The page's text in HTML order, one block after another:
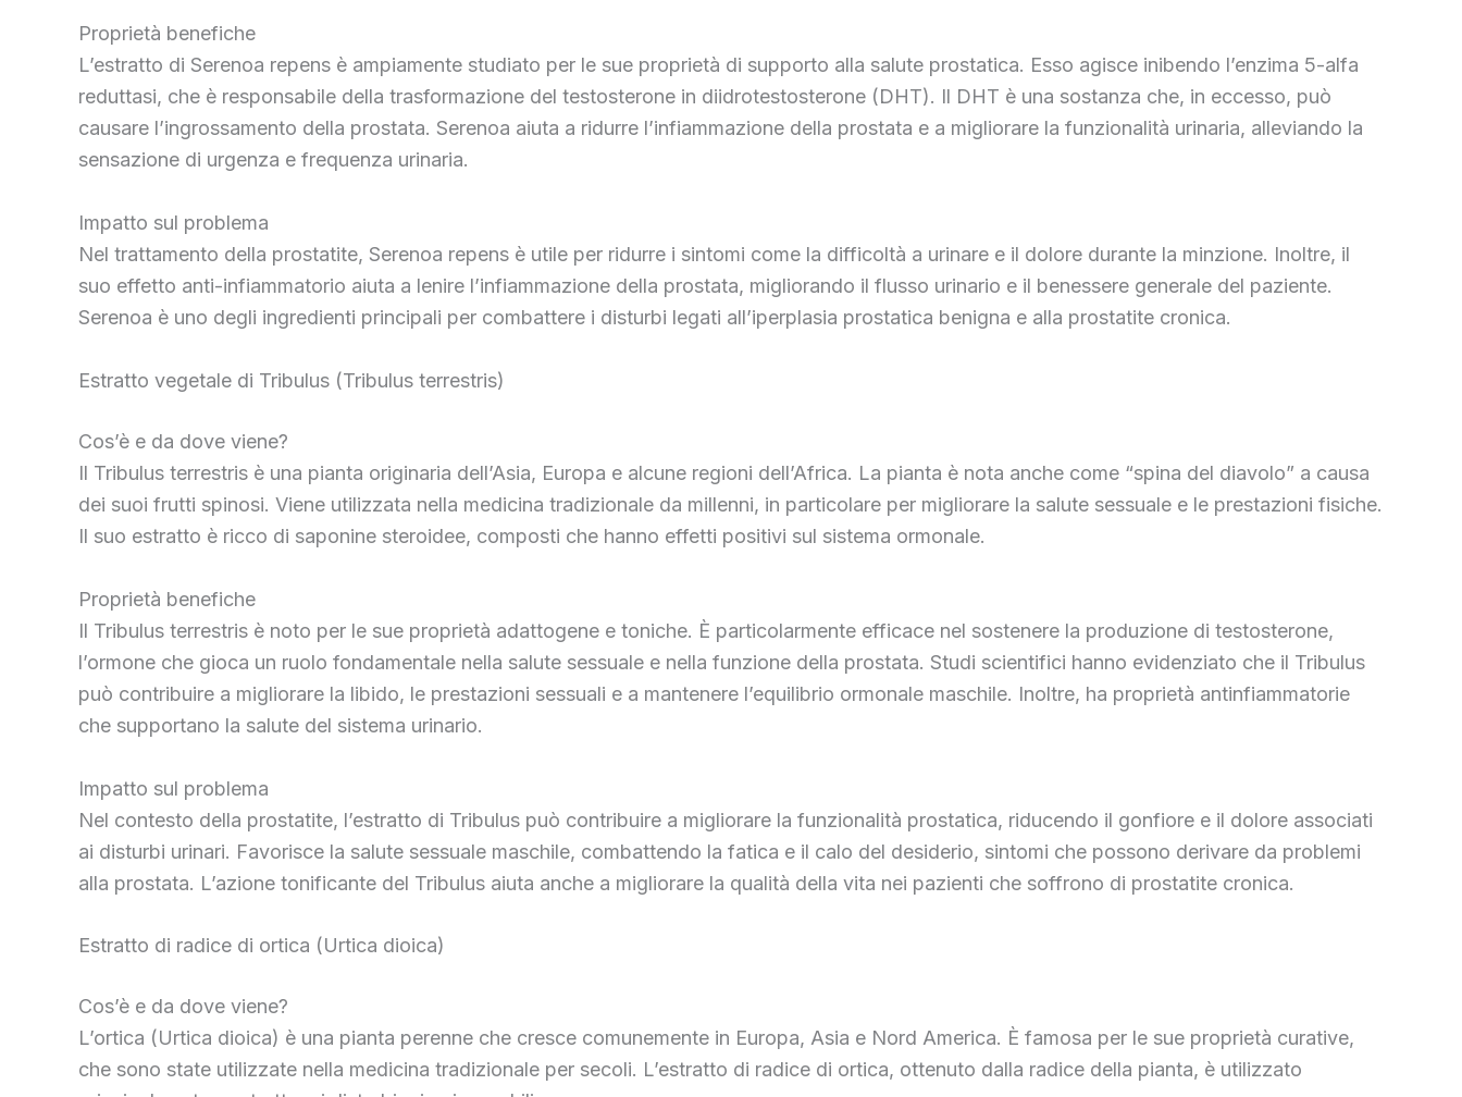
Proprietà benefiche
L’estratto di Serenoa repens è ampiamente studiato per le sue proprietà di supporto alla salute prostatica. Esso agisce inibendo l’enzima 5-alfa
reduttasi, che è responsabile della trasformazione del testosterone in diidrotestosterone (DHT). Il DHT è una sostanza che, in eccesso, può
causare l’ingrossamento della prostata. Serenoa aiuta a ridurre l’infiammazione della prostata e a migliorare la funzionalità urinaria, alleviando la
sensazione di urgenza e frequenza urinaria.
Impatto sul problema
Nel trattamento della prostatite, Serenoa repens è utile per ridurre i sintomi come la difficoltà a urinare e il dolore durante la minzione. Inoltre, il
suo effetto anti-infiammatorio aiuta a lenire l’infiammazione della prostata, migliorando il flusso urinario e il benessere generale del paziente.
Serenoa è uno degli ingredienti principali per combattere i disturbi legati all’iperplasia prostatica benigna e alla prostatite cronica.
Estratto vegetale di Tribulus (Tribulus terrestris)
Cos’è e da dove viene?
Il Tribulus terrestris è una pianta originaria dell’Asia, Europa e alcune regioni dell’Africa. La pianta è nota anche come “spina del diavolo” a causa
dei suoi frutti spinosi. Viene utilizzata nella medicina tradizionale da millenni, in particolare per migliorare la salute sessuale e le prestazioni fisiche.
Il suo estratto è ricco di saponine steroidee, composti che hanno effetti positivi sul sistema ormonale.
Proprietà benefiche
Il Tribulus terrestris è noto per le sue proprietà adattogene e toniche. È particolarmente efficace nel sostenere la produzione di testosterone,
l’ormone che gioca un ruolo fondamentale nella salute sessuale e nella funzione della prostata. Studi scientifici hanno evidenziato che il Tribulus
può contribuire a migliorare la libido, le prestazioni sessuali e a mantenere l’equilibrio ormonale maschile. Inoltre, ha proprietà antinfiammatorie
che supportano la salute del sistema urinario.
Impatto sul problema
Nel contesto della prostatite, l’estratto di Tribulus può contribuire a migliorare la funzionalità prostatica, riducendo il gonfiore e il dolore associati
ai disturbi urinari. Favorisce la salute sessuale maschile, combattendo la fatica e il calo del desiderio, sintomi che possono derivare da problemi
alla prostata. L’azione tonificante del Tribulus aiuta anche a migliorare la qualità della vita nei pazienti che soffrono di prostatite cronica.
Estratto di radice di ortica (Urtica dioica)
Cos’è e da dove viene?
L’ortica (Urtica dioica) è una pianta perenne che cresce comunemente in Europa, Asia e Nord America. È famosa per le sue proprietà curative,
che sono state utilizzate nella medicina tradizionale per secoli. L’estratto di radice di ortica, ottenuto dalla radice della pianta, è utilizzato